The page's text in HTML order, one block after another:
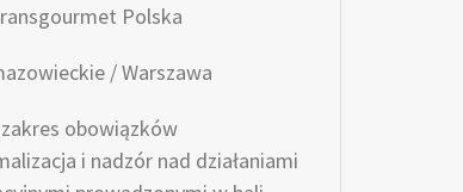
Polska
/ Warszawa
obowiązków
i nadzór nad działaniami